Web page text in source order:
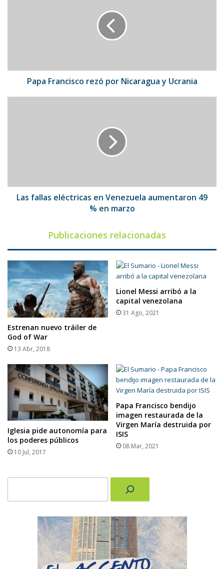
Papa Francisco rezó por Nicaragua y Ucrania
en
marzo
Las fallas eléctricas en Venezuela aumentaron 49
% en marzo
Publicaciones relacionadas
Estrenan nuevo tráiler de
God of War
13 Abr, 2018
Lionel Messi arribó a la
capital venezolana
31 Ago, 2021
Iglesia pide autonomía para
los poderes públicos
10 Jul, 2017
Papa Francisco bendijo
imagen restaurada de la
Virgen María destruida por
ISIS
08 Mar, 2021